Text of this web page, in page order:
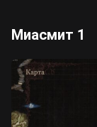
Миасмит 1